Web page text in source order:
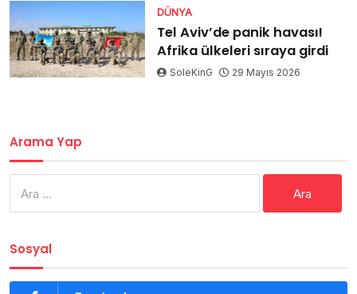
DÜNYA
Tel Aviv’de panik havası!
Afrika ülkeleri sıraya girdi
SoleKinG 29 Mayıs 2026
Arama Yap
Sosyal